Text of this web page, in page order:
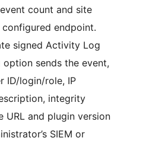
count and site
configured endpoint.
signed Activity Log
sends the event,
ID/login/role, IP
integrity
URL and plugin version
SIEM or